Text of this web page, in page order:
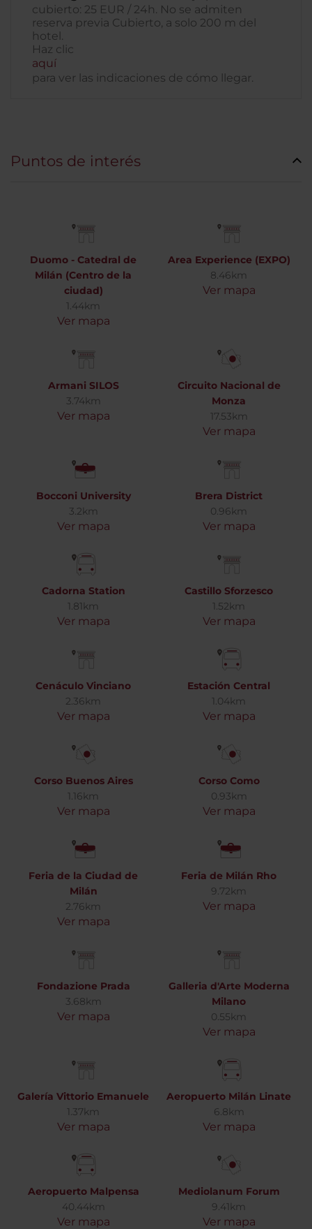
cubierto: 25 EUR / 24h. No se admiten
reserva previa Cubierto, a solo 200 m del
hotel.
Haz clic
aquí
para ver las indicaciones de cómo llegar.
Puntos de interés
Duomo - Catedral de
Milán (Centro de la
ciudad)
1.44km
Ver mapa
Area Experience (EXPO)
8.46km
Ver mapa
Armani SILOS
3.74km
Ver mapa
Circuito Nacional de
Monza
17.53km
Ver mapa
Bocconi University
3.2km
Ver mapa
Brera District
0.96km
Ver mapa
Cadorna Station
1.81km
Ver mapa
Castillo Sforzesco
1.52km
Ver mapa
Cenáculo Vinciano
2.36km
Ver mapa
Estación Central
1.04km
Ver mapa
Corso Buenos Aires
1.16km
Ver mapa
Corso Como
0.93km
Ver mapa
Feria de la Ciudad de
Milán
2.76km
Ver mapa
Feria de Milán Rho
9.72km
Ver mapa
Fondazione Prada
3.68km
Ver mapa
Galleria d'Arte Moderna
Milano
0.55km
Ver mapa
Galería Vittorio Emanuele
1.37km
Ver mapa
Aeropuerto Milán Linate
6.8km
Ver mapa
Aeropuerto Malpensa
40.44km
Ver mapa
Mediolanum Forum
9.41km
Ver mapa